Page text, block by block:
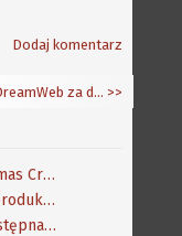
Dodaj komentarz
DreamWeb za darmo >>
A-EON's Christmas Cracker! - specjalna oferta na płyty główne Nemo
Trzecia partia produkcyjna Amigi One X1000
Płyta Nemo dostępna w sprzedaży